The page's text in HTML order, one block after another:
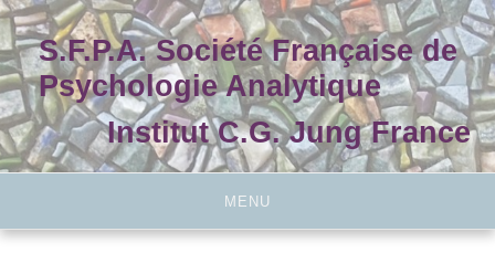
Skip
to
contentS.F.P.A. Société Française de
Psychologie Analytique
Institut C.G. Jung France
MENU